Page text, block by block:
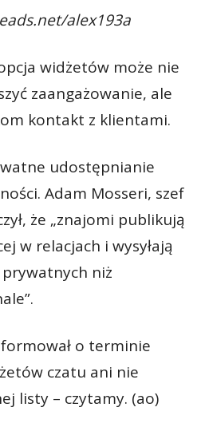
alex193a
widżetów może nie
zaangażowanie, ale
kontakt z klientami.
udostępnianie
Adam Mosseri, szef
że „znajomi publikują
w relacjach i wysyłają
niż
o terminie
czatu ani nie
listy – czytamy. (ao)